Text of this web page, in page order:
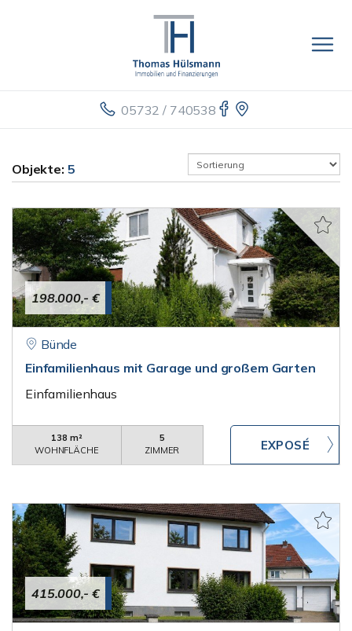
05732 / 740538
Objekte: 5
198.000,- €
Bünde
Einfamilienhaus mit Garage und großem Garten
Einfamilienhaus
138 m²
WOHNFLÄCHE
5
ZIMMER
415.000,- €